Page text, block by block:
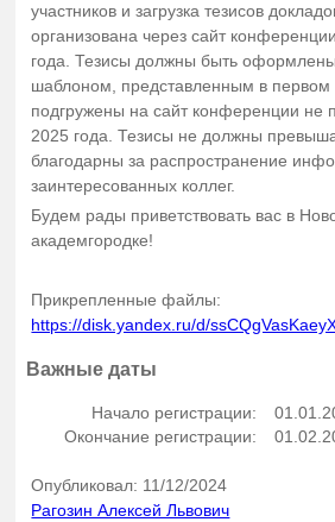
участников и загрузка тезисов
организована через сайт
года. Тезисы должны быть оформлены
шаблоном, представленным в первом
подгружены на сайт конференции не
2025 года. Тезисы не должны
благодарны за распространение
заинтересованных коллег.
Будем рады приветствовать вас в
академгородке!
Прикрепленные файлы:
https://disk.yandex.ru/d/
Важные даты
Начало регистрации:
Окончание регистрации:
Опубликовал: 11/12/2024
Рагозин Алексей Львович